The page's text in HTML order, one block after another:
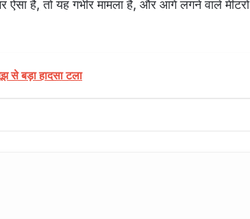
ऐसा है, तो यह गंभीर मामला है, और आगे लगने वाले मीटरों
से बड़ा हादसा टला